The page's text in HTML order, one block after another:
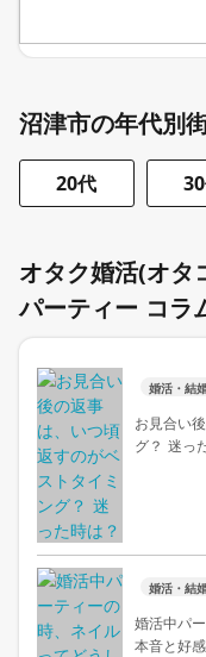
沼津市の年代別
20代
オタク婚活(オタ
パーティー コラ
婚活・結
お見合い
グ？ 迷っ
婚活・結
婚活中パ
本音と好